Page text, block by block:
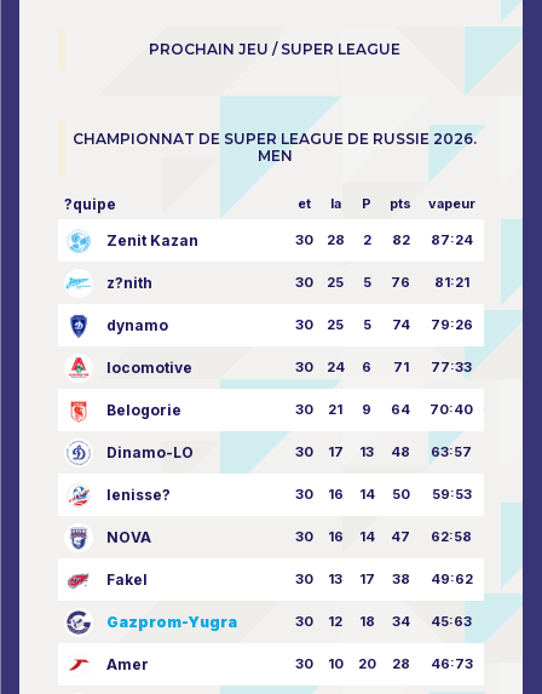
PROCHAIN JEU / SUPER LEAGUE
CHAMPIONNAT DE SUPER LEAGUE DE RUSSIE 2026.
MEN
?quipe et la P pts vapeur
Zenit Kazan 30 28 2 82 87:24
z?nith 30 25 5 76 81:21
dynamo 30 25 5 74 79:26
locomotive 30 24 6 71 77:33
Belogorie 30 21 9 64 70:40
Dinamo-LO 30 17 13 48 63:57
Ienisse? 30 16 14 50 59:53
NOVA 30 16 14 47 62:58
Fakel 30 13 17 38 49:62
Gazprom-Yugra 30 12 18 34 45:63
Amer 30 10 20 28 46:73